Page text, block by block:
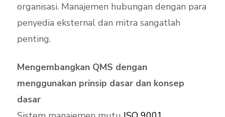
organisasi. Manajemen hubungan dengan para
penyedia eksternal dan mitra sangatlah
penting.
Mengembangkan QMS dengan
menggunakan prinsip dasar dan konsep
dasar